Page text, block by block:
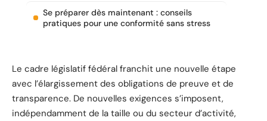
Se préparer dès maintenant : conseils
pratiques pour une conformité sans stress
Le cadre législatif fédéral franchit une nouvelle étape
avec l’élargissement des obligations de preuve et de
transparence. De nouvelles exigences s’imposent,
indépendamment de la taille ou du secteur d’activité,